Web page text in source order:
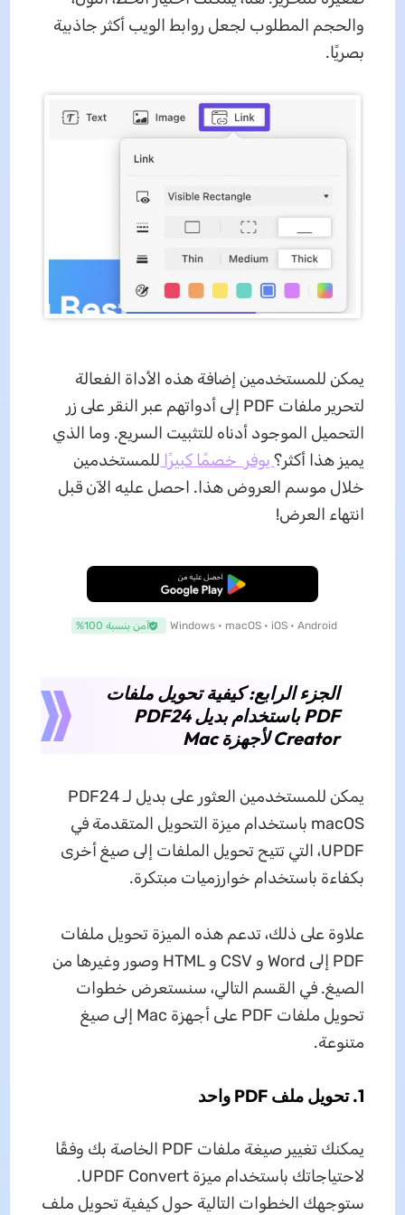
والحجم المطلوب لجعل روابط الويب أكثر جاذبية
بصريًا.
يمكن للمستخدمين إضافة هذه الأداة الفعالة
لتحرير ملفات PDF إلى أدواتهم عبر النقر على زر
التحميل الموجود أدناه للتثبيت السريع. وما الذي
يميز هذا أكثر؟يوفر خصمًا كبيرًا للمستخدمين
خلال موسم العروض هذا. احصل عليه الآن قبل
انتهاء العرض!
تنزيل مجاني
Windows • macOS • iOS • Android آمن بنسبة 100%
الجزء الرابع: كيفية تحويل ملفات
PDF باستخدام بديل PDF24
Creator لأجهزة Mac
يمكن للمستخدمين العثور على بديل لـ PDF24
macOS باستخدام ميزة التحويل المتقدمة في
UPDF، التي تتيح تحويل الملفات إلى صيغ أخرى
بكفاءة باستخدام خوارزميات مبتكرة.
علاوة على ذلك، تدعم هذه الميزة تحويل ملفات
PDF إلى Word و CSV و HTML وصور وغيرها من
الصيغ. في القسم التالي، سنستعرض خطوات
تحويل ملفات PDF على أجهزة Mac إلى صيغ
متنوعة.
1. تحويل ملف PDF واحد
يمكنك تغيير صيغة ملفات PDF الخاصة بك وفقًا
لاحتياجاتك باستخدام ميزة UPDF Convert.
ستوجهك الخطوات التالية حول كيفية تحويل ملف